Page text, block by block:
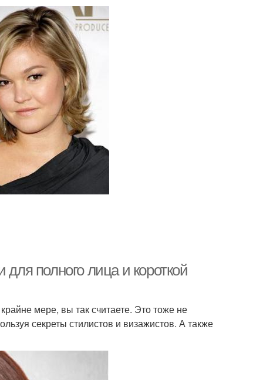
полного лица и короткой
мере, вы так считаете. Это тоже не
секреты стилистов и визажистов. А также